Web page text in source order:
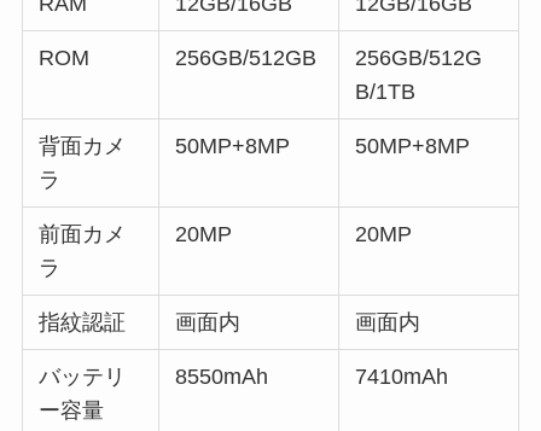
ROM 256GB/512GB
256GB/512G
B/1TB
背面カメ
ラ
50MP+8MP 50MP+8MP
前面カメ
ラ
20MP 20MP
指紋認証 画面内 画面内
バッテリ
ー容量
8550mAh 7410mAh